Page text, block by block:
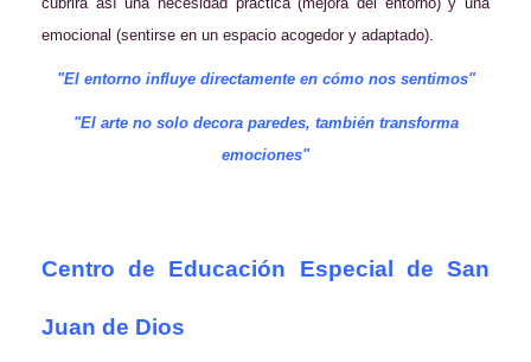
emocional (sentirse en un espacio acogedor y adaptado).
"El entorno influye directamente en cómo nos sentimos"
"El arte no solo decora paredes, también transforma
emociones"
Centro de Educación Especial de San
Juan de Dios